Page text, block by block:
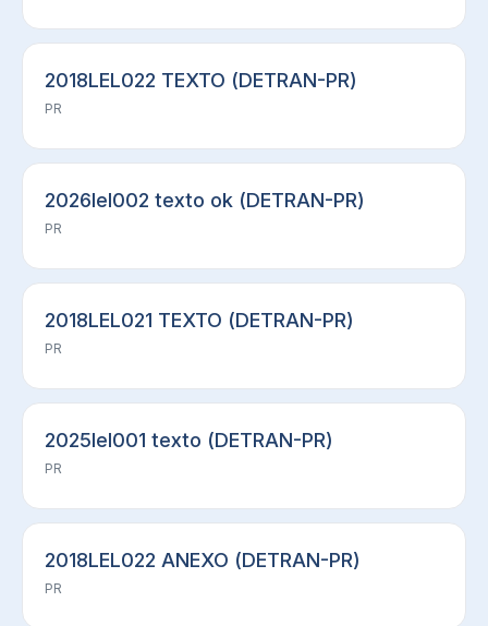
2018LEL022 TEXTO (DETRAN-PR)
PR
2026lel002 texto ok (DETRAN-PR)
PR
2018LEL021 TEXTO (DETRAN-PR)
PR
2025lel001 texto (DETRAN-PR)
PR
2018LEL022 ANEXO (DETRAN-PR)
PR